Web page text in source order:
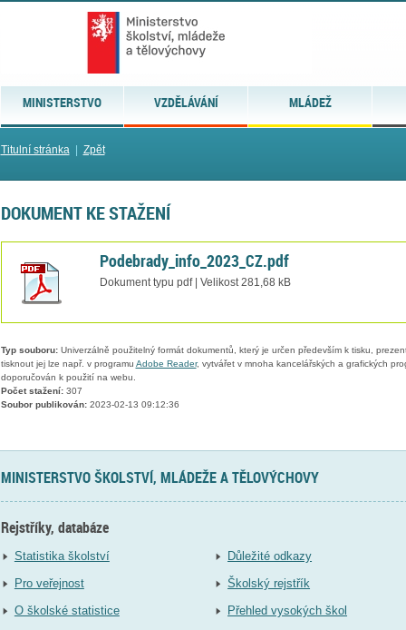
MINISTERSTVO VZDĚLÁVÁNÍ MLÁDEŽ
Titulní stránka| Zpět
DOKUMENT KE STAŽENÍ
Podebrady_info_2023_CZ.pdf
Dokument typu pdf | Velikost 281,68 kB
Typ souboru:Univerzálně použitelný formát dokumentů, který je určen především k tisku,
tisknout jej lze např. v programu Adobe Reader, vytvářet v mnoha kancelářských a grafických
doporučován k použití na webu.
Počet stažení:307
Soubor publikován:2023-02-13 09:12:36
MINISTERSTVO ŠKOLSTVÍ, MLÁDEŽE A TĚLOVÝCHOVY
Rejstříky, databáze
Statistika školství
Pro veřejnost
O školské statistice
Důležité odkazy
Školský rejstřík
Přehled vysokých škol